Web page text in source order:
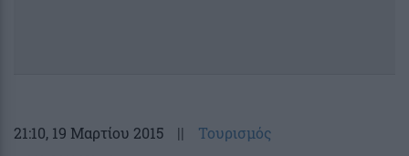
21:10, 19 Μαρτίου 2015 || Τουρισμός